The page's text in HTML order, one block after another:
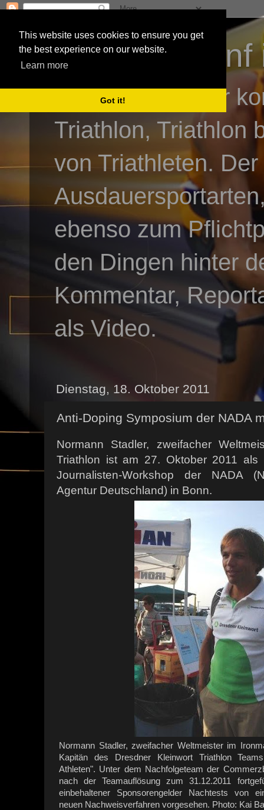
This website uses cookies to ensure you get
the best experience on our website.
Learn more
Got it!
3athlon - #dnf
Kai Baumgartner
Triathlon, Triathlon
von Triathleten.
ebenso zum
den Dingen hinter
Kommentar,
als Video.
Dienstag, 18. Oktober 2011
Anti-Doping Symposium der NADA
Normann Stadler, zweifacher
Triathlon ist am 27. Oktober 2011 als
Journalisten-Workshop der NADA
Agentur Deutschland) in Bonn.
Normann Stadler, zweifacher Weltmeister im
Kapitän des Dresdner Kleinwort Triathlon
Athleten". Unter dem Nachfolgeteam der
nach der Teamauflösung zum 31.12.2011
einbehaltener Sponsorengelder Nachtests von
neuen Nachweisverfahren vorgesehen. Photo: Kai